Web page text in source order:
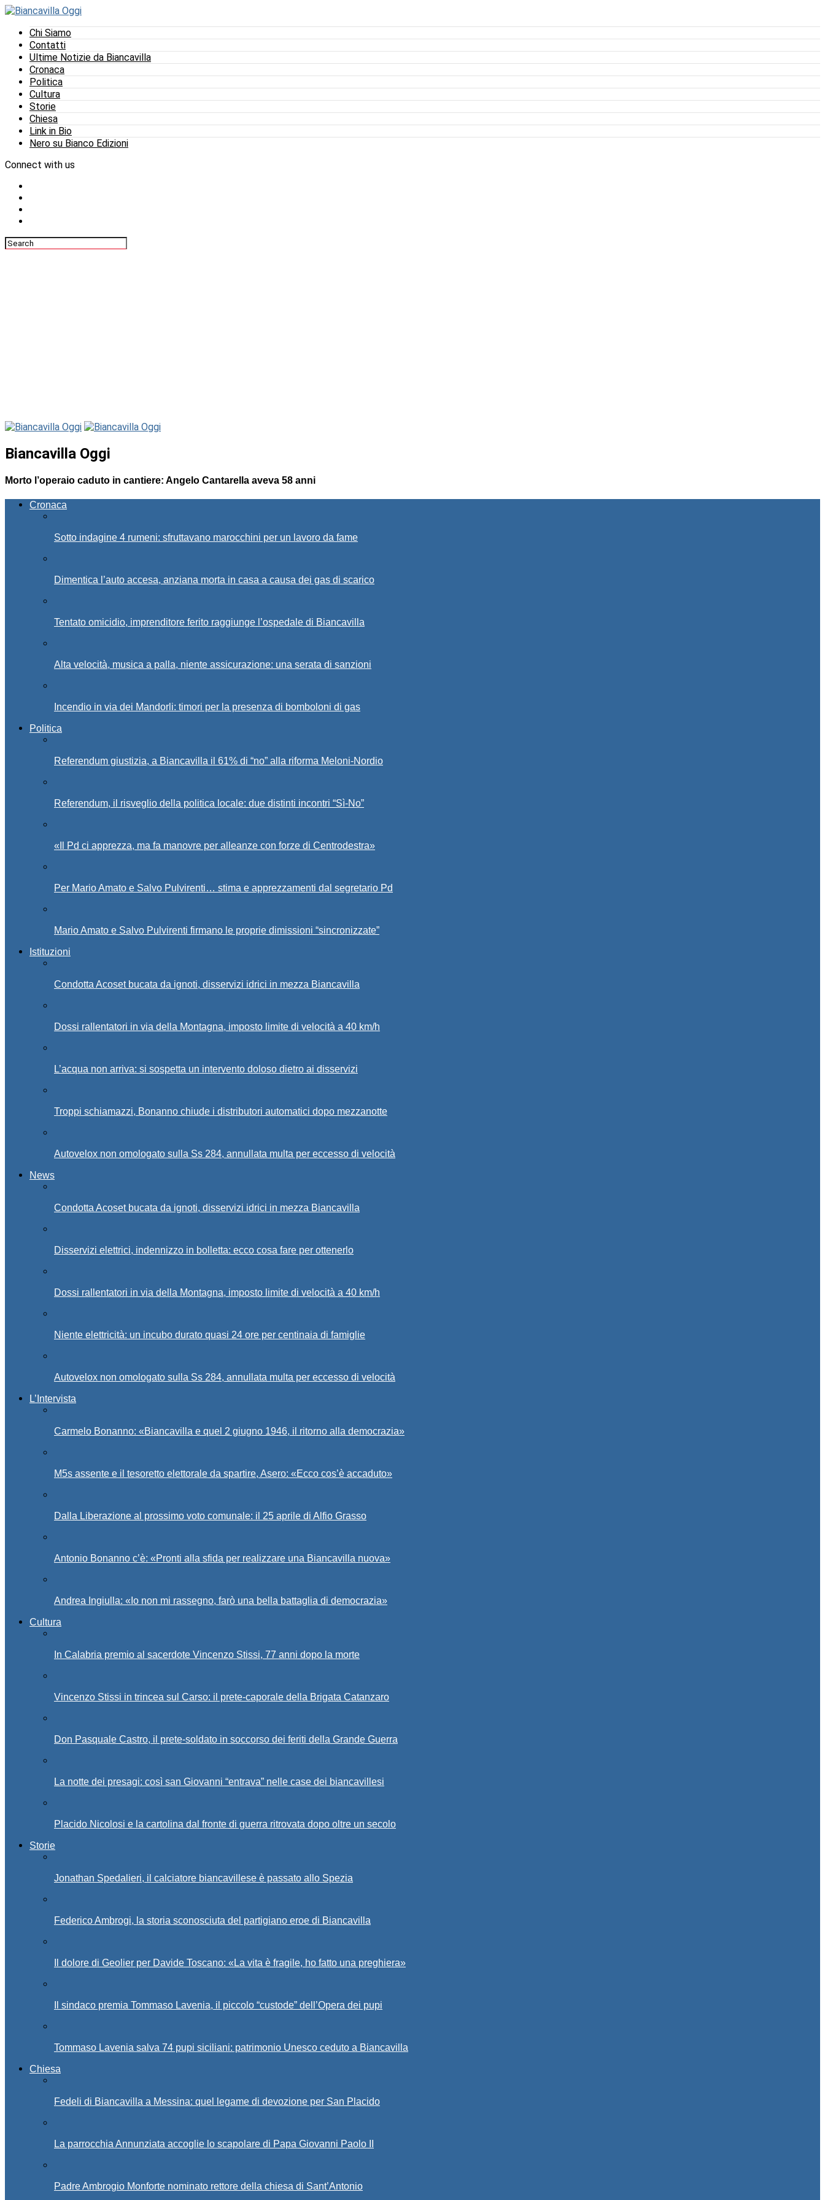
Chi Siamo
Contatti
Ultime Notizie da Biancavilla
Cronaca
Politica
Cultura
Storie
Chiesa
Link in Bio
Nero su Bianco Edizioni
Connect with us
Biancavilla Oggi
Morto l’operaio caduto in cantiere: Angelo Cantarella aveva 58 anni
Cronaca
Sotto indagine 4 rumeni: sfruttavano marocchini per un lavoro da fame
Dimentica l’auto accesa, anziana morta in casa a causa dei gas di scarico
Tentato omicidio, imprenditore ferito raggiunge l’ospedale di Biancavilla
Alta velocità, musica a palla, niente assicurazione: una serata di sanzioni
Incendio in via dei Mandorli: timori per la presenza di bomboloni di gas
Politica
Referendum giustizia, a Biancavilla il 61% di “no” alla riforma Meloni-Nordio
Referendum, il risveglio della politica locale: due distinti incontri “Sì-No”
«Il Pd ci apprezza, ma fa manovre per alleanze con forze di Centrodestra»
Per Mario Amato e Salvo Pulvirenti… stima e apprezzamenti dal segretario Pd
Mario Amato e Salvo Pulvirenti firmano le proprie dimissioni “sincronizzate”
Istituzioni
Condotta Acoset bucata da ignoti, disservizi idrici in mezza Biancavilla
Dossi rallentatori in via della Montagna, imposto limite di velocità a 40 km/h
L’acqua non arriva: si sospetta un intervento doloso dietro ai disservizi
Troppi schiamazzi, Bonanno chiude i distributori automatici dopo mezzanotte
Autovelox non omologato sulla Ss 284, annullata multa per eccesso di velocità
News
Condotta Acoset bucata da ignoti, disservizi idrici in mezza Biancavilla
Disservizi elettrici, indennizzo in bolletta: ecco cosa fare per ottenerlo
Dossi rallentatori in via della Montagna, imposto limite di velocità a 40 km/h
Niente elettricità: un incubo durato quasi 24 ore per centinaia di famiglie
Autovelox non omologato sulla Ss 284, annullata multa per eccesso di velocità
L’Intervista
Carmelo Bonanno: «Biancavilla e quel 2 giugno 1946, il ritorno alla democrazia»
M5s assente e il tesoretto elettorale da spartire, Asero: «Ecco cos’è accaduto»
Dalla Liberazione al prossimo voto comunale: il 25 aprile di Alfio Grasso
Antonio Bonanno c’è: «Pronti alla sfida per realizzare una Biancavilla nuova»
Andrea Ingiulla: «Io non mi rassegno, farò una bella battaglia di democrazia»
Cultura
In Calabria premio al sacerdote Vincenzo Stissi, 77 anni dopo la morte
Vincenzo Stissi in trincea sul Carso: il prete-caporale della Brigata Catanzaro
Don Pasquale Castro, il prete-soldato in soccorso dei feriti della Grande Guerra
La notte dei presagi: così san Giovanni “entrava” nelle case dei biancavillesi
Placido Nicolosi e la cartolina dal fronte di guerra ritrovata dopo oltre un secolo
Storie
Jonathan Spedalieri, il calciatore biancavillese è passato allo Spezia
Federico Ambrogi, la storia sconosciuta del partigiano eroe di Biancavilla
Il dolore di Geolier per Davide Toscano: «La vita è fragile, ho fatto una preghiera»
Il sindaco premia Tommaso Lavenia, il piccolo “custode” dell’Opera dei pupi
Tommaso Lavenia salva 74 pupi siciliani: patrimonio Unesco ceduto a Biancavilla
Chiesa
Fedeli di Biancavilla a Messina: quel legame di devozione per San Placido
La parrocchia Annunziata accoglie lo scapolare di Papa Giovanni Paolo II
Padre Ambrogio Monforte nominato rettore della chiesa di Sant’Antonio